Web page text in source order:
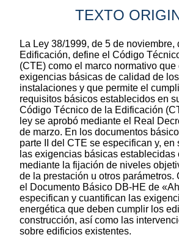
TEXTO
La Ley 38/1999, de 5 de noviembre,
Edificación, define el Código
(CTE) como el marco normativo
exigencias básicas de calidad de
instalaciones y que permite el
requisitos básicos establecidos en
Código Técnico de la Edificación
ley se aprobó mediante el Real
de marzo. En los documentos
parte II del CTE se especifican y, en
las exigencias básicas establecidas
mediante la fijación de niveles
de la prestación u otros parámetros.
el Documento Básico DB-HE de
especifican y cuantifican las
energética que deben cumplir los
construcción, así como las
sobre edificios existentes.